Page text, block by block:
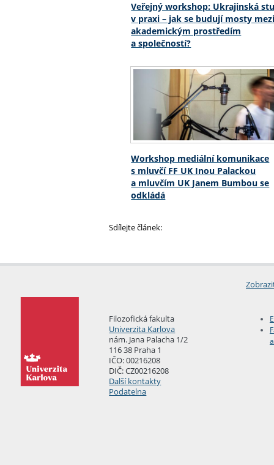
Veřejný workshop: Ukrajinská
v praxi – jak se budují mosty
akademickým prostředím
a společností?
Workshop mediální komunikace
s mluvčí FF UK Inou Palackou
a mluvčím UK Janem Bumbou se
odkládá
Sdílejte článek:
Filozofická fakulta
Univerzita Karlova
nám. Jana Palacha 1/2
116 38 Praha 1
IČO: 00216208
DIČ: CZ00216208
Další kontakty
Podatelna